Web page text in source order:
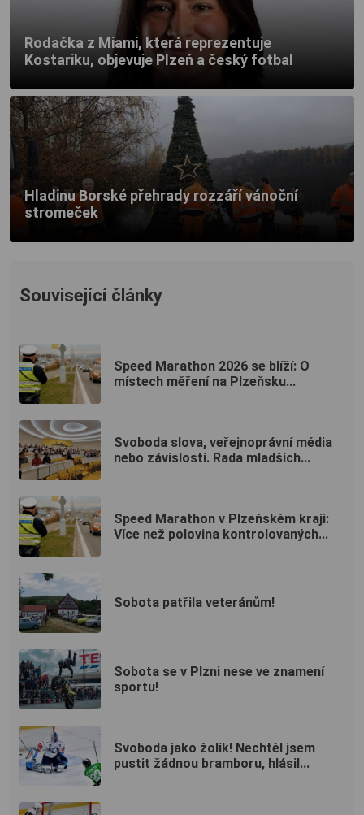
Rodačka z Miami, která reprezentuje
Kostariku, objevuje Plzeň a český fotbal
Hladinu Borské přehrady rozzáří vánoční
stromeček
Související články
Speed Marathon 2026 se blíží: O
místech měření na Plzeňsku...
Svoboda slova, veřejnoprávní média
nebo závislosti. Rada mladších...
Speed Marathon v Plzeňském kraji:
Více než polovina kontrolovaných...
Sobota patřila veteránům!
Sobota se v Plzni nese ve znamení
sportu!
Svoboda jako žolík! Nechtěl jsem
pustit žádnou bramboru, hlásil...